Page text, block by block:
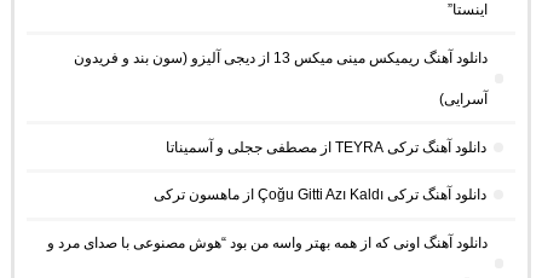
اینستا”
دانلود آهنگ ریمیکس مینی میکس 13 از دیجی آلیزو (سون بند و فریدون
آسرایی)
دانلود آهنگ ترکی TEYRA از مصطفی ججلی و آسمیناتا
دانلود آهنگ ترکی Çoğu Gitti Azı Kaldı از ماهسون ترکی
دانلود آهنگ اونی که از همه بهتر واسه من بود “هوش مصنوعی با صدای مرد و